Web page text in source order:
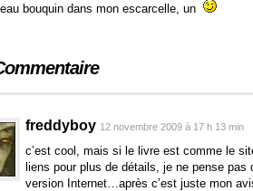
bouquin dans mon escarcelle, un
freddyboy 12 novembre 2009 à 17 h 13 min
c’est cool, mais si le livre est comme le
liens pour plus de détails, je ne pense
version Internet…après c’est juste mon